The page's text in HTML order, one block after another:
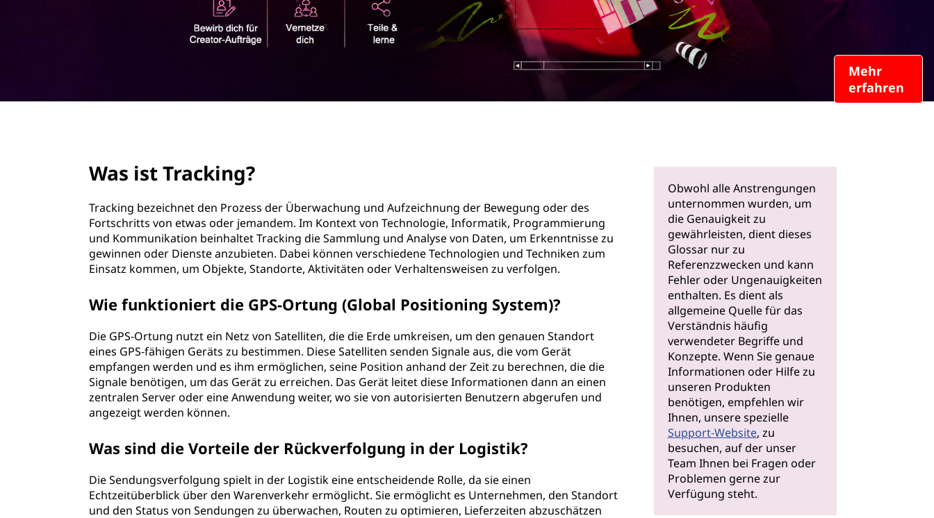
Mehr
erfahren
Was ist Tracking?
Tracking bezeichnet den Prozess der Überwachung und Aufzeichnung der Bewegung oder des
Fortschritts von etwas oder jemandem. Im Kontext von Technologie, Informatik, Programmierung
und Kommunikation beinhaltet Tracking die Sammlung und Analyse von Daten, um Erkenntnisse zu
gewinnen oder Dienste anzubieten. Dabei können verschiedene Technologien und Techniken zum
Einsatz kommen, um Objekte, Standorte, Aktivitäten oder Verhaltensweisen zu verfolgen.
Wie funktioniert die GPS-Ortung (Global Positioning System)?
Die GPS-Ortung nutzt ein Netz von Satelliten, die die Erde umkreisen, um den genauen Standort
eines GPS-fähigen Geräts zu bestimmen. Diese Satelliten senden Signale aus, die vom Gerät
empfangen werden und es ihm ermöglichen, seine Position anhand der Zeit zu berechnen, die die
Signale benötigen, um das Gerät zu erreichen. Das Gerät leitet diese Informationen dann an einen
zentralen Server oder eine Anwendung weiter, wo sie von autorisierten Benutzern abgerufen und
angezeigt werden können.
Was sind die Vorteile der Rückverfolgung in der Logistik?
Die Sendungsverfolgung spielt in der Logistik eine entscheidende Rolle, da sie einen
Echtzeitüberblick über den Warenverkehr ermöglicht. Sie ermöglicht es Unternehmen, den Standort
und den Status von Sendungen zu überwachen, Routen zu optimieren, Lieferzeiten abzuschätzen
Obwohl alle Anstrengungen
unternommen wurden, um
die Genauigkeit zu
gewährleisten, dient dieses
Glossar nur zu
Referenzzwecken und kann
Fehler oder Ungenauigkeiten
enthalten. Es dient als
allgemeine Quelle für das
Verständnis häufig
verwendeter Begriffe und
Konzepte. Wenn Sie genaue
Informationen oder Hilfe zu
unseren Produkten
benötigen, empfehlen wir
Ihnen, unsere spezielle
Support-Website, zu
besuchen, auf der unser
Team Ihnen bei Fragen oder
Problemen gerne zur
Verfügung steht.